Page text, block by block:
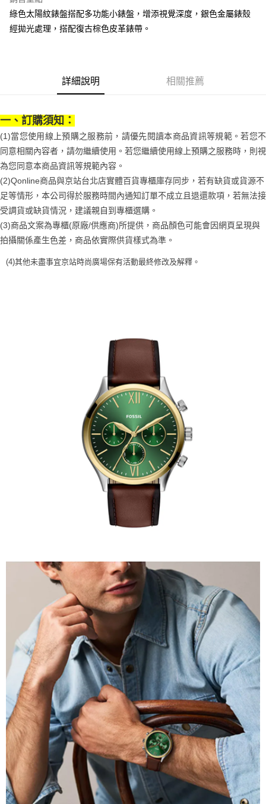
【繳款方式說明】
醒簡訊。
1.本服務係由「台灣大哥大股份有限公司」（以下簡稱本公司）所提供，讓
用戶於交易時，得透過本服務購買商品或服務，並由商店將買賣／分期付款
2.基於同意付款使用「大哥付你分期」之契約關係目的，商店將以您的個人
資料（包含姓名、電話或地址）提供予台灣大哥大進項蒐集、處理及利用，
由本公司與您本人進行分期帳單所需資料之確認、核對及更正。
3.完整用戶服務條款，請詳閱以下連結：https://oppay.tw/userRule
３．安心：先確認商品／服務後，再付款。
【「AFTEE先享後付」結帳流程】
ATM／網路銀行／等多元方式進行付款，方視為交易完成。
後付繳納相關費用。
※ 交易是否成功請以「AFTEE先享後付 」之結帳頁面顯示為準，若有關於
是否繳費成功／繳費後需取消欲退款等相關疑問，請聯繫「AFTEE先享後付
【注意事項】
１．透過由恩沛科技股份有限公司提供之「AFTEE先享後付」服務完成之交
易，需依本服務之必要範圍內提供個人資料，並將交易相關給付款項請求債
權轉讓予恩沛科技股份有限公司。
２．關於個人資料處理事宜，請瀏覽以下網址：
https://aftee.tw/terms/#terms3
３．未成年的使用者請事先徵得法定代理人或監護人之同意方可使用
「AFTEE先享後付」，若未經同意申辦者引起之損失，本公司不負相關責
４．使用「AFTEE先享後付」時，將依據個別帳號之用戶狀況，依本公司即
付款後全家取貨
每筆NT$70，滿NT$899(含以上)免運費
京站台北店客服中心(1F星巴克旁) 即日起不提供京站紙袋，取件時
請自備購物袋，若需購買紙袋可現場詢問
免運費
綠色太陽紋錶盤搭配多功能小錶盤，增添視覺深度，銀色金屬錶殼
經拋光處理，搭配復古棕色皮革錶帶。
詳細說明 相關推薦
一、訂購須知：
(1)當您使用線上預購之服務前，請優先閱讀本商品資訊等規範。若您不
同意相關內容者，請勿繼續使用。若您繼續使用線上預購之服務時，則視
為您同意本商品資訊等規範內容。
(2)Qonline商品與京站台北店實體百貨專櫃庫存同步，若有缺貨或貨源不
足等情形，本公司得於服務時間內通知訂單不成立且退還款項，若無法接
受調貨或缺貨情況，建議親自到專櫃選購。
(3)商品文案為專櫃(原廠/供應商)所提供，商品顏色可能會因網頁呈現與
拍攝關係產生色差，商品依實際供貨樣式為準。
(4)其他未盡事宜京站時尚廣場保有活動最終修改及解釋 。